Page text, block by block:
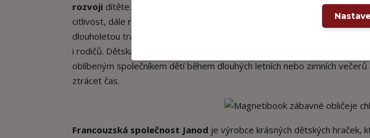
rozvoji dítěte. Manipulací s hračkami Janod se rozvíjí jemná dětská
citlivost, dále rozvíjejí
a paměť, děti poznávají a
dlouholetou tradici, přičemž se při výrobě využívají
i rodičů. Dětská hračka Janod se díky svému
oblíbeným společníkem dětí během dlouhých letních nebo zimních
ztrácet čas.
Francouzská společnost Janod je výrobce krásných dětských hraček,